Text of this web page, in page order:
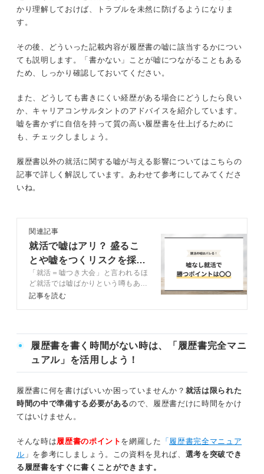
キャリアのプロが解説！
かり理解しておけば、トラブルを未然に防げるようになりま
す。
その後、どういった記載内容が履歴書の嘘に該当するかについ
ても説明します。「書かない」ことが嘘につながることもある
ため、しっかり確認しておいてください。
また、どうしても書きにくい経歴がある場合にどうしたら良い
か、キャリアコンサルタントのアドバイスを紹介しています。
嘘を書かずに自信を持って質の高い履歴書を仕上げるために
も、チェックしましょう。
履歴書以外の就活に関する嘘が与える影響についてはこちらの
記事で詳しく解説しています。あわせて参考にしてみてくださ
いね。
関連記事
就活で嘘はアリ？ 盛るこ
とや嘘をつくリスクを採用
側の視点で解説
「就活＝嘘つき大会」と言われるほ
ど就活では嘘ばかりという噂もあり
ますが、就活での嘘はそのほとんど
消される場合もあります。この記事
では就活で嘘をつくリスクや嘘がバ
レる理由、嘘なしで内定を勝ち取る
で、ぜひ参考にしてみてください。
記事を読む
履歴書を書く時間がない時は、「履歴書完全マニ
ュアル」を活用しよう！
履歴書に何を書けばいいか困っていませんか？ 就活は限られた
時間の中で準備する必要があるので、履歴書だけに時間をかけ
てはいけません。
そんな時は履歴書のポイント を網羅した 「 履歴書完全マニュア
ル 」を参考にしましょう。この資料を見れば、 選考を突破でき
る履歴書をすぐに書くことができます。
免許・資格
関連Q&A
思わぬ落とし穴！ 履歴書に書かないことで嘘となる内容
犯罪歴
要注意！ 履歴書の嘘が明るみになる理由
証明書の提示が求められる可能性があるから
面接で矛盾が生じやすくなるから
ありのまま伝えよう！ 履歴書に嘘を書かないメリット
誠実性や責任感の強さを伝えられる
罪悪感なく胸を張って働ける
どうしても書きにくい経歴がある場合はどうする？ キャ
リアのプロが解説！
履歴書で嘘を書くのはNG！ 正確な情報を伝えてミスマッ
チのない就活を叶えよう